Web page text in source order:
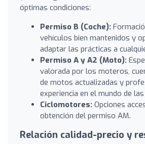
óptimas condiciones:
Permiso B (Coche):
vehículos bien mantenidos y
adaptar las prácticas a
Permiso A y A2 (Moto):
valorada por los moteros,
de motos actualizadas y
experiencia en el mundo de
Ciclomotores: Opciones
obtención del permiso AM.
Relación calidad-precio y